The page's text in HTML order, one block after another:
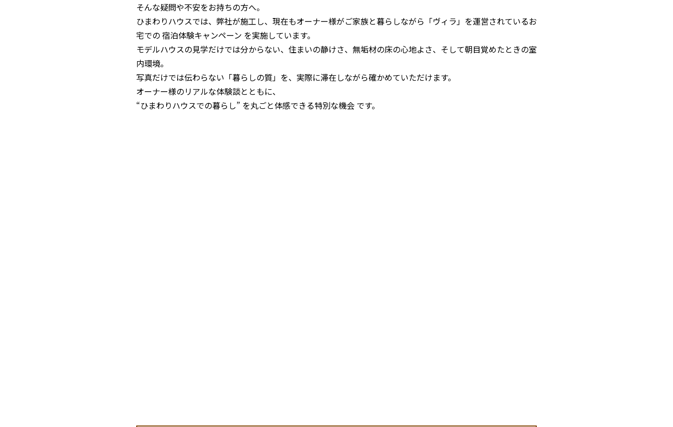
そんな疑問や不安をお持ちの方へ。
ひまわりハウスでは、弊社が施工し、現在もオーナー様がご家族と暮らしながら「ヴィラ」を運営されているお
宅での 宿泊体験キャンペーン を実施しています。
モデルハウスの見学だけでは分からない、住まいの静けさ、無垢材の床の心地よさ、そして朝目覚めたときの室
内環境。
写真だけでは伝わらない「暮らしの質」を、実際に滞在しながら確かめていただけます。
オーナー様のリアルな体験談とともに、
“ひまわりハウスでの暮らし” を丸ごと体感できる特別な機会 です。